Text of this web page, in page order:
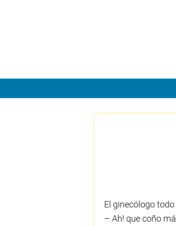
El ginecólogo
– Ah! que coño